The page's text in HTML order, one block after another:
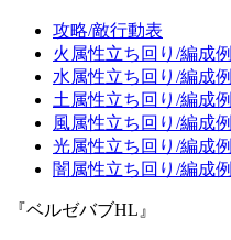
攻略/敵行動表
火属性立ち回り/編成例
水属性立ち回り/編成例
土属性立ち回り/編成例
風属性立ち回り/編成例
光属性立ち回り/編成例
闇属性立ち回り/編成例
『ベルゼバブHL』